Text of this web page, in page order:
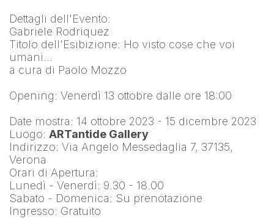
Dettagli dell'Evento:
Gabriele Rodriquez
Titolo dell'Esibizione: Ho visto cose che voi
umani…
a cura di Paolo Mozzo
Opening: Venerdì 13 ottobre dalle ore 18:00
Date mostra: 14 ottobre 2023 - 15 dicembre 2023
Luogo: ARTantide Gallery
Indirizzo: Via Angelo Messedaglia 7, 37135,
Verona
Orari di Apertura:
Lunedì - Venerdì: 9.30 - 18.00
Sabato - Domenica: Su prenotazione
Ingresso: Gratuito